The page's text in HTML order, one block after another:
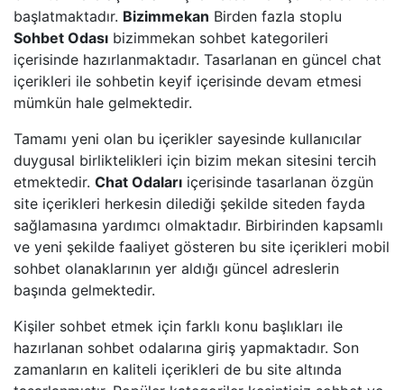
başlatmaktadır. Bizimmekan Birden fazla stoplu
Sohbet Odası bizimmekan sohbet kategorileri
içerisinde hazırlanmaktadır. Tasarlanan en güncel chat
içerikleri ile sohbetin keyif içerisinde devam etmesi
mümkün hale gelmektedir.
Tamamı yeni olan bu içerikler sayesinde kullanıcılar
duygusal birliktelikleri için bizim mekan sitesini tercih
etmektedir. Chat Odaları içerisinde tasarlanan özgün
site içerikleri herkesin dilediği şekilde siteden fayda
sağlamasına yardımcı olmaktadır. Birbirinden kapsamlı
ve yeni şekilde faaliyet gösteren bu site içerikleri mobil
sohbet olanaklarının yer aldığı güncel adreslerin
başında gelmektedir.
Kişiler sohbet etmek için farklı konu başlıkları ile
hazırlanan sohbet odalarına giriş yapmaktadır. Son
zamanların en kaliteli içerikleri de bu site altında